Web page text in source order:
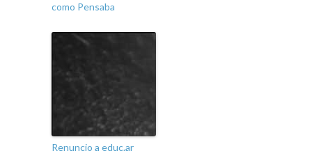
como Pensaba
Renuncio a educ.ar